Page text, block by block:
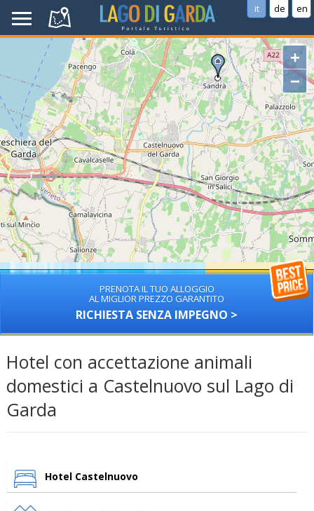
it de en
+
−
PRENOTA IL TUO ALLOGGIO
AL MIGLIOR PREZZO GARANTITO
RICHIESTA SENZA IMPEGNO >
Hotel con accettazione animali
domestici a Castelnuovo sul Lago di
Garda
Hotel Castelnuovo